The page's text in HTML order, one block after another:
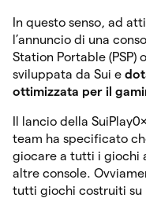
In questo senso, ad
l’annuncio di una
Station Portable (PSP)
sviluppata da Sui e
ottimizzata per il
Il lancio della
team ha specificato
giocare a tutti i giochi
altre console.
tutti giochi costruiti su